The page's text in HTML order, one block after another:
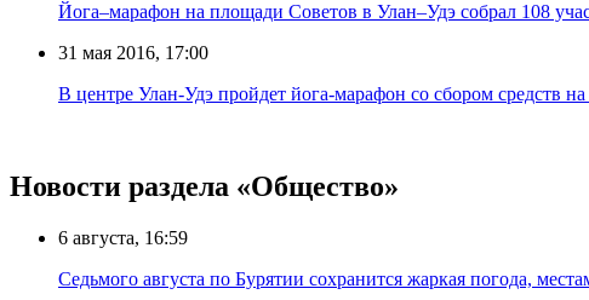
Йога–марафон на площади Советов в Улан–Удэ собрал 108
31 мая 2016, 17:00
В центре Улан-Удэ пройдет йога-марафон со сбором средств
Новости раздела «Общество»
6 августа, 16:59
Седьмого августа по Бурятии сохранится жаркая погода,